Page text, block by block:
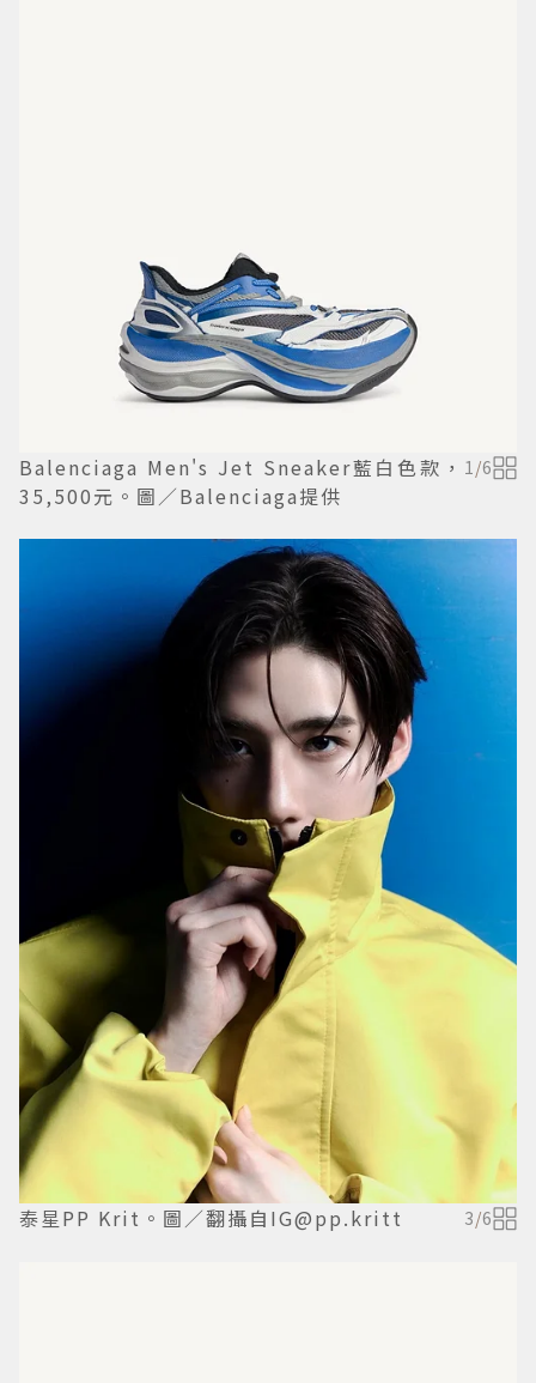
Balenciaga Men's Jet Sneaker藍白色款，
35,500元。圖／Balenciaga提供
1/6
泰星PP Krit。圖／翻攝自IG@pp.kritt 3/6